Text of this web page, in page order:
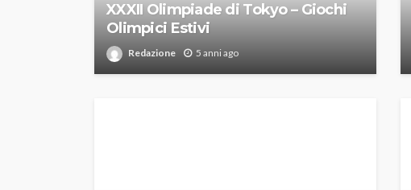
XXXII Olimpiade di Tokyo – Giochi
Olimpici Estivi
Redazione 5 anni ago